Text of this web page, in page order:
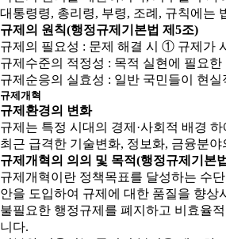
대통령령, 총리령, 부령, 조례, 규칙에는
규제의 원칙(행정규제기본법 제5조)
규제의 필요성 : 문제 해결 시 ① 규제가
규제수준의 적정성 : 목적 실현에 필요
규제순응의 실효성 : 일반 국민들이 현
규제개혁
규제환경의 변화
규제는 특정 시대의 경제·사회적 배경
최근 급격한 기술변화, 정보화, 금융분
규제개혁의 의의 및 목적(행정규제기본
규제개혁이란 정책목표를 달성하는 수
안을 도입하여 규제에 대한 품질을 향상
불필요한 행정규제를 폐지하고 비효율
니다.